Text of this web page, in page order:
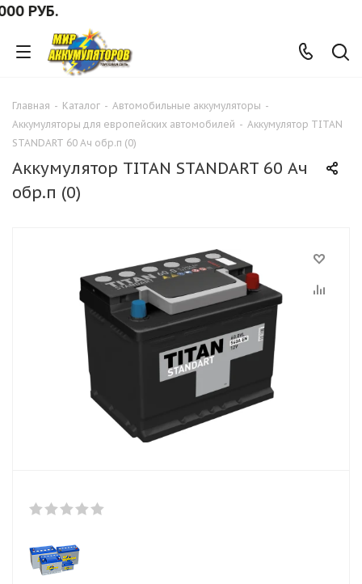
Главная - Каталог - Автомобильные аккумуляторы -
Аккумуляторы для европейских автомобилей - Аккумулятор TITAN
STANDART 60 Ач обр.п (0)
Аккумулятор TITAN STANDART 60 Ач
обр.п (0)